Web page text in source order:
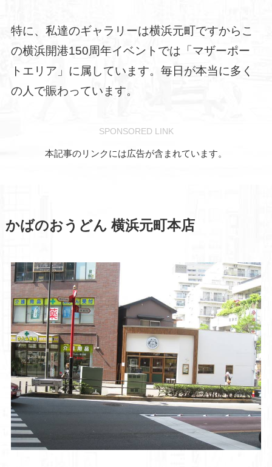
特に、私達のギャラリーは横浜元町ですからこ
の横浜開港150周年イベントでは「マザーポー
トエリア」に属しています。毎日が本当に多く
の人で賑わっています。
SPONSORED LINK
本記事のリンクには広告が含まれています。
かばのおうどん 横浜元町本店